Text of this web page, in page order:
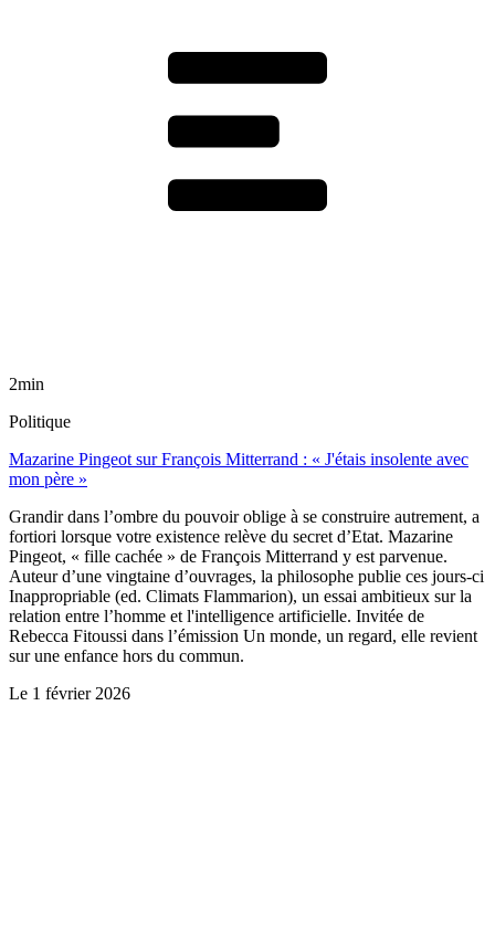
2min
Politique
Mazarine Pingeot sur François Mitterrand : « J'étais insolente avec
mon père »
Grandir dans l’ombre du pouvoir oblige à se construire autrement, a
fortiori lorsque votre existence relève du secret d’Etat. Mazarine
Pingeot, « fille cachée » de François Mitterrand y est parvenue.
Auteur d’une vingtaine d’ouvrages, la philosophe publie ces jours-ci
Inappropriable (ed. Climats Flammarion), un essai ambitieux sur la
relation entre l’homme et l'intelligence artificielle. Invitée de
Rebecca Fitoussi dans l’émission Un monde, un regard, elle revient
sur une enfance hors du commun.
Le 1 février 2026